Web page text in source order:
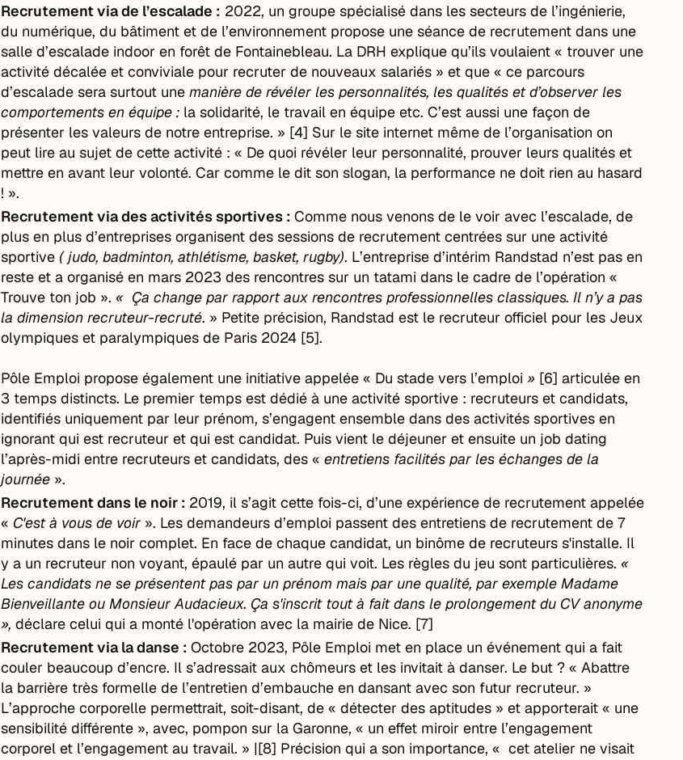
Recrutement via de l’escalade : 2022, un groupe spécialisé dans les secteurs de l’ingénierie,
du numérique, du bâtiment et de l’environnement propose une séance de recrutement dans une
salle d’escalade indoor en forêt de Fontainebleau. La DRH explique qu’ils voulaient « trouver une
activité décalée et conviviale pour recruter de nouveaux salariés » et que « ce parcours
d’escalade sera surtout une manière de révéler les personnalités, les qualités et d’observer les
comportements en équipe : la solidarité, le travail en équipe etc. C’est aussi une façon de
présenter les valeurs de notre entreprise. » [4] Sur le site internet même de l’organisation on
peut lire au sujet de cette activité : « De quoi révéler leur personnalité, prouver leurs qualités et
mettre en avant leur volonté. Car comme le dit son slogan, la performance ne doit rien au hasard
! ».
Recrutement via des activités sportives : Comme nous venons de le voir avec l’escalade, de
plus en plus d’entreprises organisent des sessions de recrutement centrées sur une activité
sportive ( judo, badminton, athlétisme, basket, rugby). L’entreprise d’intérim Randstad n’est pas en
reste et a organisé en mars 2023 des rencontres sur un tatami dans le cadre de l’opération «
Trouve ton job ». « Ça change par rapport aux rencontres professionnelles classiques. Il n’y a pas
la dimension recruteur-recruté. » Petite précision, Randstad est le recruteur officiel pour les Jeux
olympiques et paralympiques de Paris 2024 [5].
Pôle Emploi propose également une initiative appelée « Du stade vers l’emploi » [6] articulée en
3 temps distincts. Le premier temps est dédié à une activité sportive : recruteurs et candidats,
identifiés uniquement par leur prénom, s’engagent ensemble dans des activités sportives en
ignorant qui est recruteur et qui est candidat. Puis vient le déjeuner et ensuite un job dating
l’après-midi entre recruteurs et candidats, des « entretiens facilités par les échanges de la
journée ».
Recrutement dans le noir : 2019, il s’agit cette fois-ci, d’une expérience de recrutement appelée
« C'est à vous de voir ». Les demandeurs d’emploi passent des entretiens de recrutement de 7
minutes dans le noir complet. En face de chaque candidat, un binôme de recruteurs s'installe. Il
y a un recruteur non voyant, épaulé par un autre qui voit. Les règles du jeu sont particulières. «
Les candidats ne se présentent pas par un prénom mais par une qualité, par exemple Madame
Bienveillante ou Monsieur Audacieux. Ça s'inscrit tout à fait dans le prolongement du CV anonyme
», déclare celui qui a monté l'opération avec la mairie de Nice. [7]
Recrutement via la danse : Octobre 2023, Pôle Emploi met en place un événement qui a fait
couler beaucoup d’encre. Il s’adressait aux chômeurs et les invitait à danser. Le but ? « Abattre
la barrière très formelle de l’entretien d’embauche en dansant avec son futur recruteur. »
L’approche corporelle permettrait, soit-disant, de « détecter des aptitudes » et apporterait « une
sensibilité différente », avec, pompon sur la Garonne, « un effet miroir entre l’engagement
corporel et l’engagement au travail. » |[8] Précision qui a son importance, « cet atelier ne visait